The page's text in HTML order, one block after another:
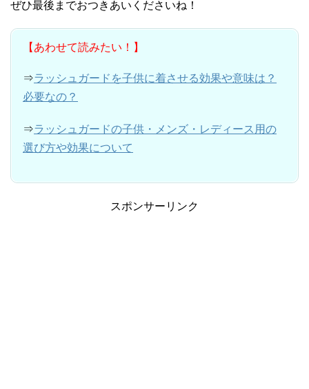
ぜひ最後までおつきあいくださいね！
【あわせて読みたい！】
⇒ラッシュガードを子供に着させる効果や意味は？
必要なの？
⇒ラッシュガードの子供・メンズ・レディース用の
選び方や効果について
スポンサーリンク